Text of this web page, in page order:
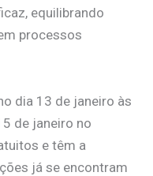
equilibrando
processos
dia 13 de janeiro às
de janeiro no
e têm a
já se encontram